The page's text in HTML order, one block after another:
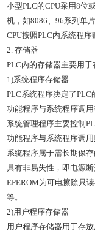
小型PLC的CPU采用8位
机，如8086、96系列单
CPU按照PLC内系统程
2. 存储器
PLC内的存储器主要用
1)系统程序存储器
PLC系统程序决定了
功能程序与系统程序调
系统管理程序主要控制
功能程序与系统程序调
系统程序属于需长期保
具有非易失性，即电源
EPEROM为可电擦除只
等。
2)用户程序存储器
用户程序存储器用于存